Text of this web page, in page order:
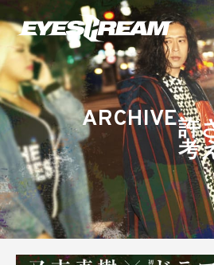
ARCHIVE許
考